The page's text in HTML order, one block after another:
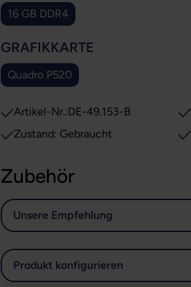
16 GB DDR4
GRAFIKKARTE
Quadro P520
Artikel-Nr.:DE-49.153-B
Zustand: Gebraucht
Zubehör
Unsere Empfehlung
Produkt konfigurieren